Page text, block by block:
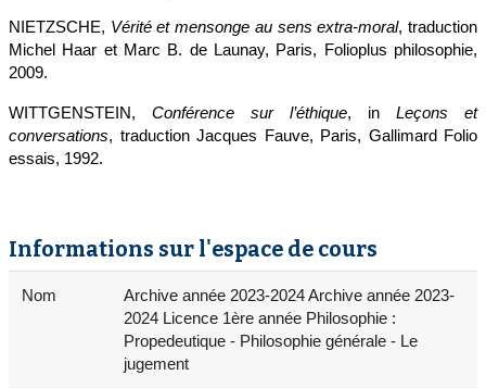
NIETZSCHE, Vérité et mensonge au sens extra-moral, traduction
Michel Haar et Marc B. de Launay, Paris, Folioplus philosophie,
2009.
WITTGENSTEIN, Conférence sur l’éthique, in Leçons et
conversations, traduction Jacques Fauve, Paris, Gallimard Folio
essais, 1992.
Informations sur l'espace de cours
Nom
Archive année 2023-2024 Archive année 2023-
2024 Licence 1ère année Philosophie :
Propedeutique - Philosophie générale - Le
jugement